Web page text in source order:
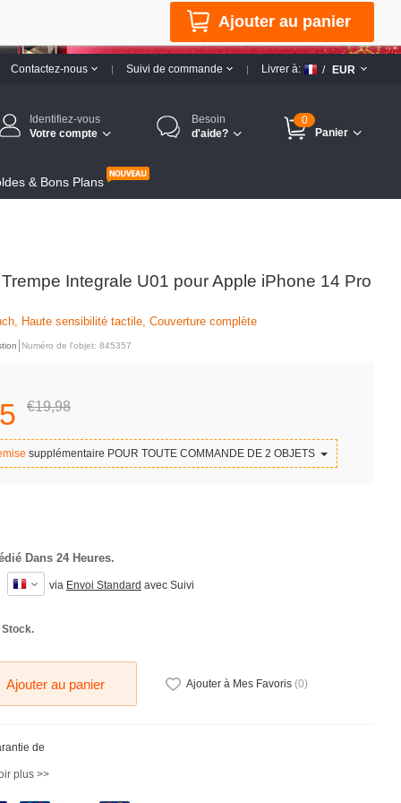
Contactez-nous Suivi de commande Livrer à: / EUR
Identifiez-vous
Votre compte
Besoin
d'aide?
0
Panier
& Bons Plans
Integrale U01 pour Apple iPhone 14 Pro
Haute sensibilité tactile, Couverture complète
Numéro de l'objet: 845357
€19,98
supplémentaire POUR TOUTE COMMANDE DE 2 OBJETS
Dans 24 Heures.
via Envoi Standard avec Suivi
Stock.
Ajouter au panier Ajouter à Mes Favoris (0)
de
plus >>
Ajouter au panier